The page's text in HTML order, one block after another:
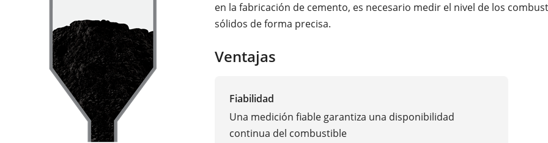
en la fabricación de cemento, es necesario medir el nivel de los
sólidos de forma precisa.
Ventajas
Fiabilidad
Una medición fiable garantiza una disponibilidad
continua del combustible